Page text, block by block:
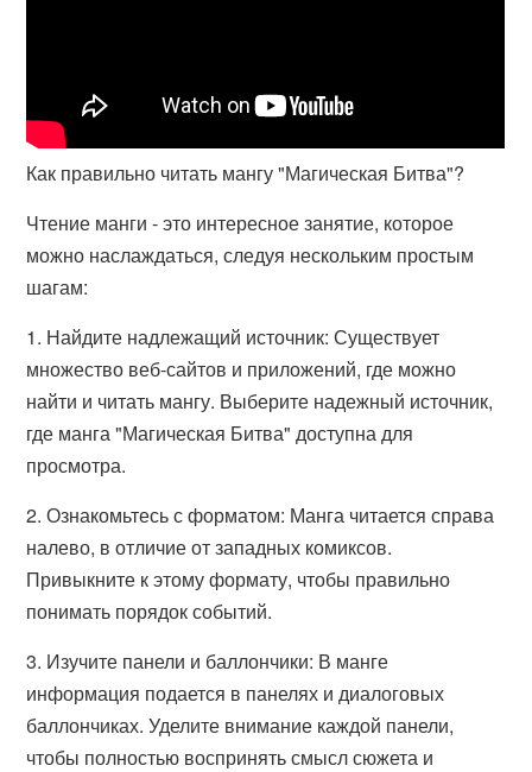
Как правильно читать мангу "Магическая Битва"?
Чтение манги - это интересное занятие, которое
можно наслаждаться, следуя нескольким простым
шагам:
1. Найдите надлежащий источник: Существует
множество веб-сайтов и приложений, где можно
найти и читать мангу. Выберите надежный источник,
где манга "Магическая Битва" доступна для
просмотра.
2. Ознакомьтесь с форматом: Манга читается справа
налево, в отличие от западных комиксов.
Привыкните к этому формату, чтобы правильно
понимать порядок событий.
3. Изучите панели и баллончики: В манге
информация подается в панелях и диалоговых
баллончиках. Уделите внимание каждой панели,
чтобы полностью воспринять смысл сюжета и